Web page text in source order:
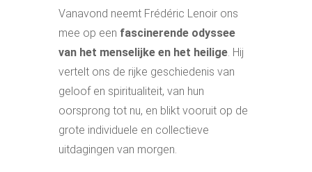
Vanavond neemt Frédéric Lenoir ons
mee op een fascinerende odyssee
van het menselijke en het heilige. Hij
vertelt ons de rijke geschiedenis van
geloof en spiritualiteit, van hun
oorsprong tot nu, en blikt vooruit op de
grote individuele en collectieve
uitdagingen van morgen.